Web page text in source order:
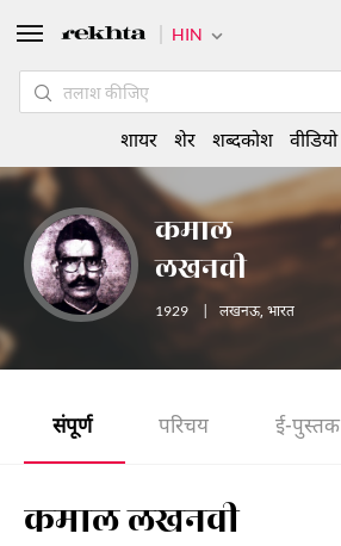
कमाल
लखनवी
1929 लखनऊ, भारत
संपूर्ण परिचय ई-पुस्तक
कमाल लखनवी
HIN
शायर शेर शब्दकोश वीडियो